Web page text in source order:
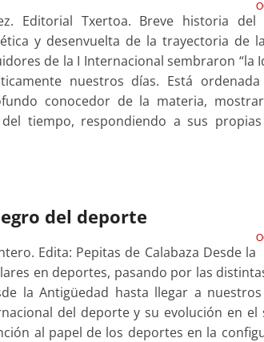
Editorial Txertoa. Breve historia del
y desenvuelta de la trayectoria de
de la I Internacional sembraron “la
nuestros días. Está
conocedor de la materia,
tiempo, respondiendo a sus propias
del deporte
Edita: Pepitas de Calabaza Desde la
en deportes, pasando por las
la Antigüedad hasta llegar a
del deporte y su evolución en el
al papel de los deportes en la